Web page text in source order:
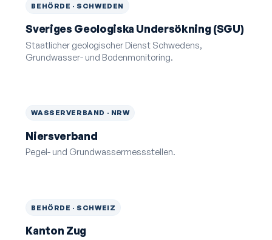
BEHÖRDE · SCHWEDEN
Sveriges Geologiska Undersökning (SGU)
Staatlicher geologischer Dienst Schwedens,
Grundwasser- und Boden­monitoring.
WASSERVERBAND · NRW
Niersverband
Pegel- und Grundwasser­messstellen.
BEHÖRDE · SCHWEIZ
Kanton Zug